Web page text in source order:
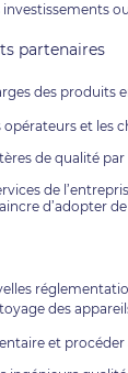
partenaires
des produits
opérateurs et les
de qualité
de
d’adopter
des
et procéder